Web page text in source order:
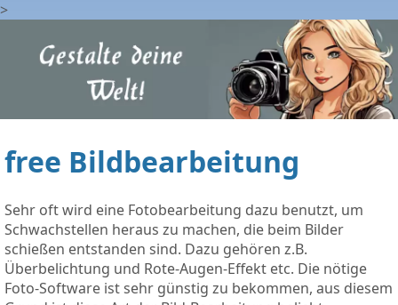
>
free Bildbearbeitung
Sehr oft wird eine Fotobearbeitung dazu benutzt, um
Schwachstellen heraus zu machen, die beim Bilder
schießen entstanden sind. Dazu gehören z.B.
Überbelichtung und Rote-Augen-Effekt etc. Die nötige
Foto-Software ist sehr günstig zu bekommen, aus diesem